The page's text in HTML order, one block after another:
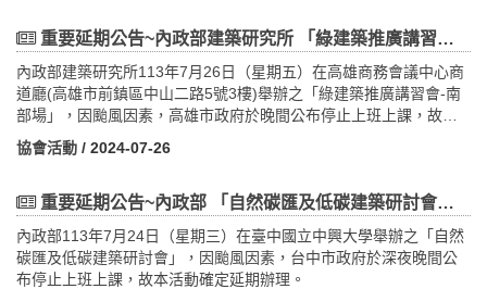
情形依行政院人事行政總處公告為主。五、課程相關證明（僅提供
全程出席者）（一）參訓證明書乙紙（僅提供全程出席者–2天課程
或3天課程）（二）建築師積分證明乙紙（僅提供全程出席者–2天課
程）。（三）技師執業執照換證積分（僅提供全程出席者–2天課
程）。六、 課程規劃 為提升受培訓綠建築導覽解說人員對各
案場解說之能力，在課程規劃分以下三階段：綠建築課程：提供示
健康(Health)的課程，讓剛接觸的學員能對綠建築九大指標有基礎的
認識。參訪課程：全體培訓學員參加，上午安排生態旅遊講座分
享，下午則是安排至綠建築案例現場參觀、學習，互動學習對於解
說有極大之幫助。 成果分享：以低碳綠建築導遊的學員為主，每位
築能效評估與建築節能技術對減緩氣候變遷之重要性。
重要延期公告~內政部建築研究所 「綠建築推廣講習會-南部場」7/26活動延期辦理~
內政部建築研究所113年7月26日（星期五）在高雄商務會議中心商
道廳(高雄市前鎮區中山二路5號3樓)舉辦之「綠建築推廣講習會-南
部場」，因颱風因素，高雄市政府於晚間公布停止上班上課，故本
活動確定延期辦理。
協會活動 / 2024-07-26
重要延期公告~內政部 「自然碳匯及低碳建築研討會」7/24 活動延期辦理~
內政部113年7月24日（星期三）在臺中國立中興大學舉辦之「自然
碳匯及低碳建築研討會」，因颱風因素，台中市政府於深夜晚間公
布停止上班上課，故本活動確定延期辦理。